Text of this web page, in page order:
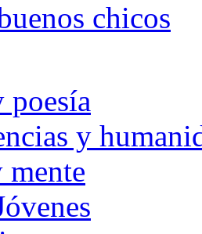
chicos
y
mente